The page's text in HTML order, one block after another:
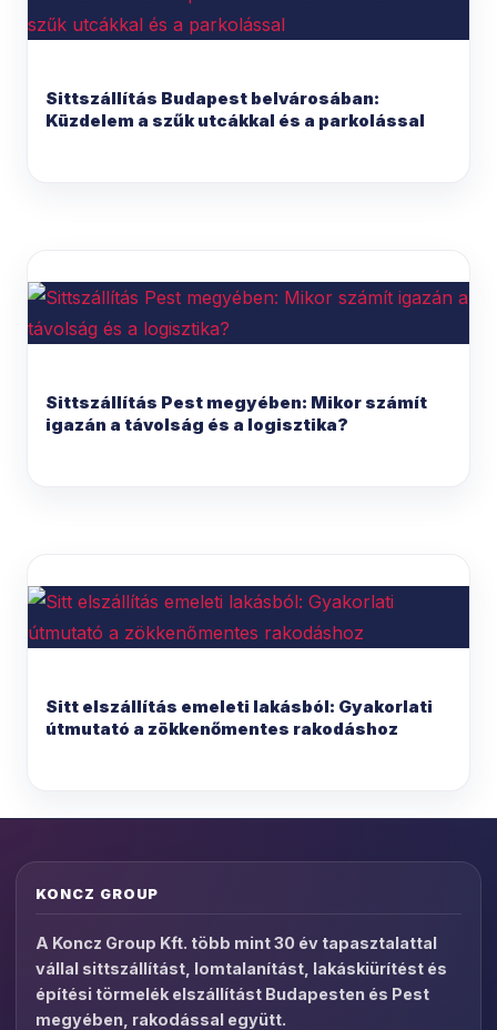
Sittszállítás Budapest belvárosában:
Küzdelem a szűk utcákkal és a parkolással
Sittszállítás Pest megyében: Mikor számít
igazán a távolság és a logisztika?
Sitt elszállítás emeleti lakásból: Gyakorlati
útmutató a zökkenőmentes rakodáshoz
KONCZ GROUP
A Koncz Group Kft. több mint 30 év tapasztalattal
vállal sittszállítást, lomtalanítást, lakáskiürítést és
építési törmelék elszállítást Budapesten és Pest
megyében, rakodással együtt.